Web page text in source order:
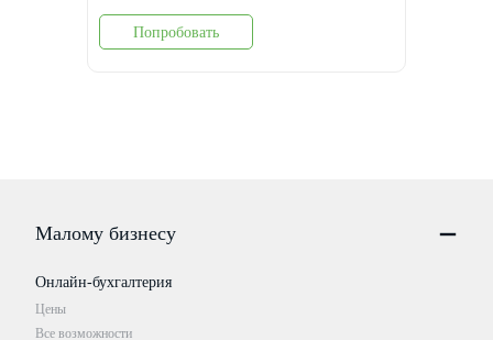
Попробовать
Малому бизнесу
Онлайн-бухгалтерия
Цены
Все возможности